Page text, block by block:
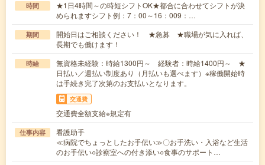
時間
★1日4時間～の時短シフトOK★都合に合わせてシフトが決
められますシフト例：7：00～16：009：…
期間
開始日はご相談ください！ ★急募 ★職場が気に入れば、
長期でも働けます！
時給
無資格未経験：時給1300円～ 経験者：時給1400円～ ★
日払い／週払い制度あり（月払いも選べます）※稼働開始時
は手続き完了次第のお支払いとなります。
交通費
交通費全額支給※規定有
仕事内容
看護助手
≪病院でちょっとしたお手伝い≫〇お手洗い・入浴など生活
のお手伝い○診察室への付き添い○食事のサポート…